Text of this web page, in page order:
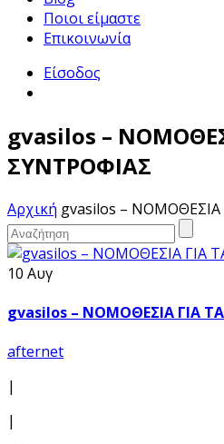
Ποιοι είμαστε
Επικοινωνία
Είσοδος
gvasilos –
ΣΥΝΤΡΟΦΙΑΣ
Αρχική gvasilos –
10 Αυγ
gvasilos – ΝΟΜΟΘΕΣΙΑ ΓΙΑ
afternet
|
|